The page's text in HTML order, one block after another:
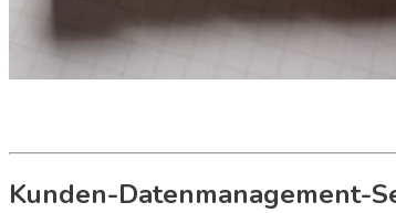
Kunden-Datenmanagement-